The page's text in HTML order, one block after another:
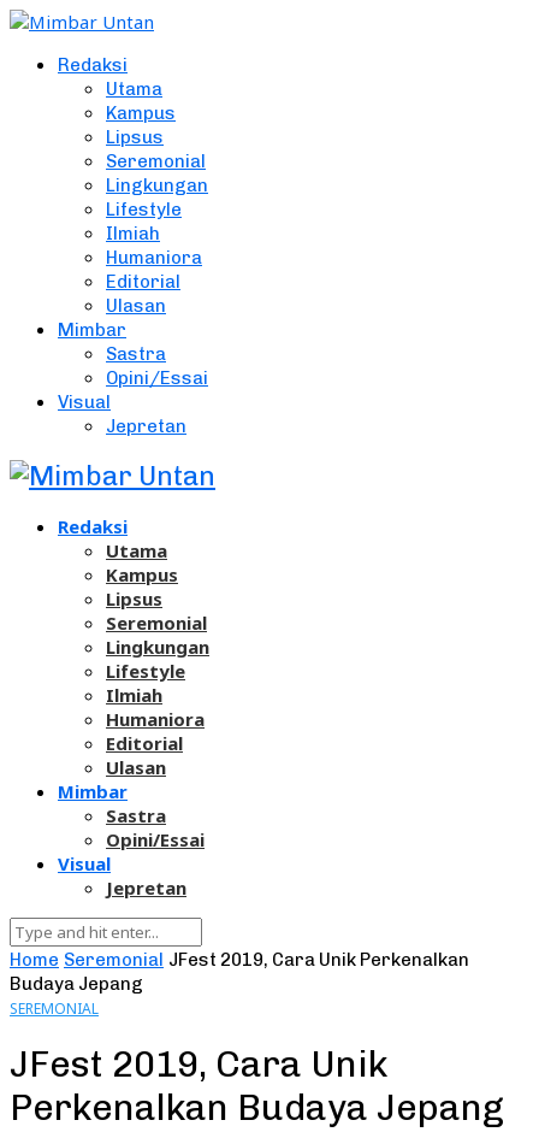
Redaksi
Utama
Kampus
Lipsus
Seremonial
Lingkungan
Lifestyle
Ilmiah
Humaniora
Editorial
Ulasan
Mimbar
Sastra
Opini/Essai
Visual
Jepretan
Redaksi
Utama
Kampus
Lipsus
Seremonial
Lingkungan
Lifestyle
Ilmiah
Humaniora
Editorial
Ulasan
Mimbar
Sastra
Opini/Essai
Visual
Jepretan
Home Seremonial JFest 2019, Cara Unik Perkenalkan
Budaya Jepang
SEREMONIAL
JFest 2019, Cara Unik
Perkenalkan Budaya Jepang